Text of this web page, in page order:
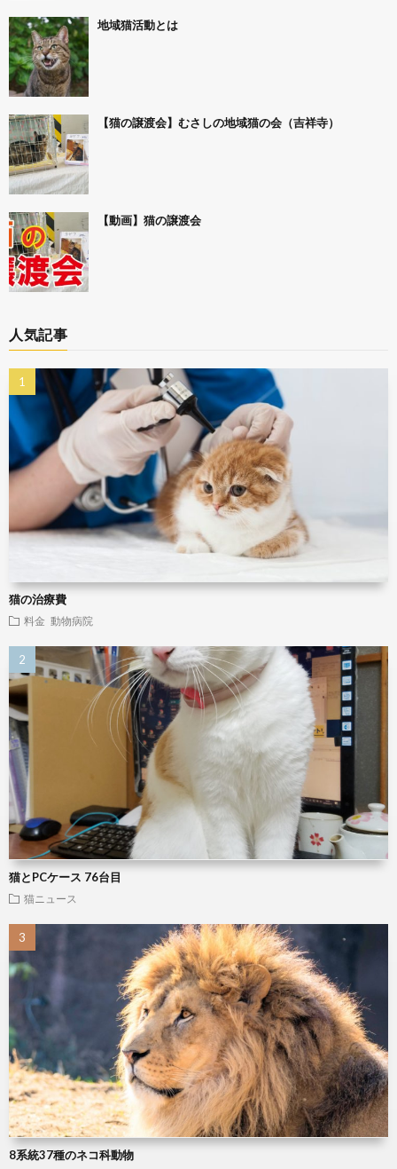
地域猫活動とは
【猫の譲渡会】むさしの地域猫の会（吉祥寺）
【動画】猫の譲渡会
人気記事
猫の治療費
料金 動物病院
猫とPCケース 76台目
猫ニュース
8系統37種のネコ科動物